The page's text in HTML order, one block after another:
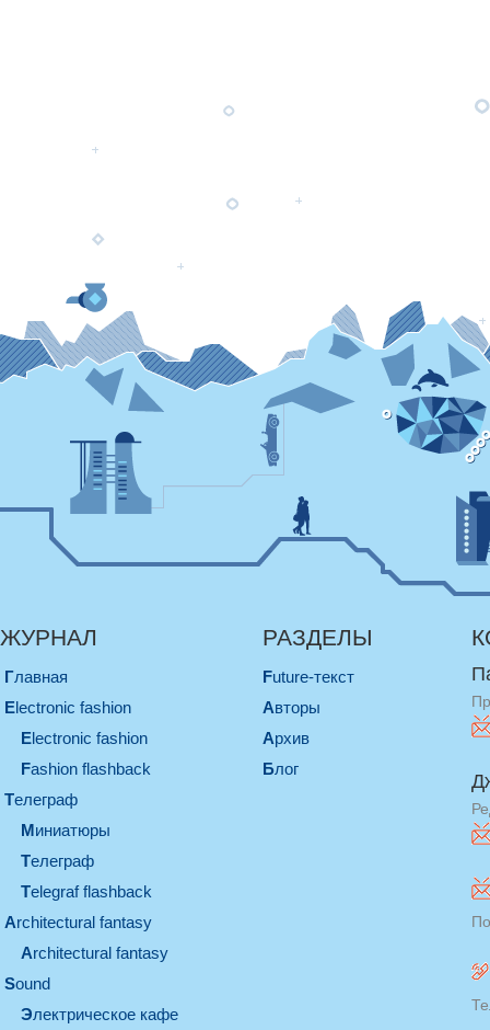
ЖУРНАЛ
Главная
electronic fashion
electronic fashion
Fashion flashback
телеграф
миниатюры
телеграф
Telegraf flashback
architectural fantasy
architectural fantasy
sound
электрическое кафе
РАЗДЕЛЫ
Future-текст
Авторы
Архив
Блог